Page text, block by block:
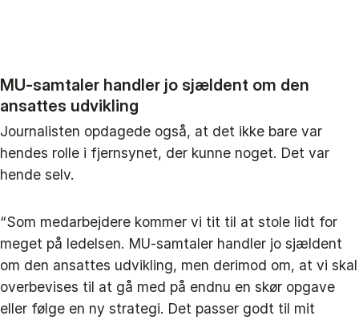
MU-samtaler handler jo sjældent om den
ansattes udvikling
Journalisten opdagede også, at det ikke bare var
hendes rolle i fjernsynet, der kunne noget. Det var
hende selv.
“Som medarbejdere kommer vi tit til at stole lidt for
meget på ledelsen. MU-samtaler handler jo sjældent
om den ansattes udvikling, men derimod om, at vi skal
overbevises til at gå med på endnu en skør opgave
eller følge en ny strategi. Det passer godt til mit